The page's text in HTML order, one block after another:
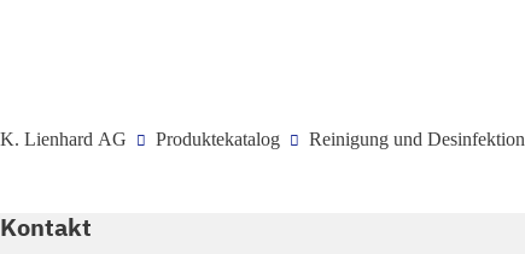
K. Lienhard AG Produktekatalog Reinigung und Desinfektion
Kontakt